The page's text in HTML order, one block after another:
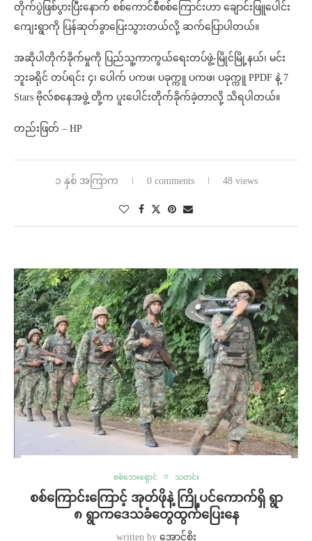
တိုက်ပွဲဖြစ်ပွားပြီးနောက် စစ်ကောင်စီစစ်ကြောင်းဟာ ချောင်းဖြူပေါင်း
ကျေးရွာကို ပြန်ဆုတ်ခွာ‌ပြေးသွားတယ်လို့ ဆက်ပြောပါတယ်။
အဆိုပါတိုက်ခိုက်မှုကို ပြည်သူ့ကာကွယ်ရေးတပ်ဖွဲ့-မြိုင်မြို့နယ်၊ မင်း
ဘူးခရိုင် တပ်ရင်း ၄၊ ပေါက် ပကဖ၊ ပခုက္ကူ ပကဖ၊ ပခုက္ကူ PPDF နဲ့ 7
Stars ဗိုလ်စနေအဖွဲ့ တို့က ပူးပေါင်းတိုက်ခိုက်ခဲ့တာလို့ သိရပါတယ်။
တည်းဖြတ် – HP
၁ နှစ် အကြာက 0 comments 48 views
စစ်ဘေးရှောင် သတင်း
စစ်ကြောင်းကြောင့် အုတ်ဖိုနဲ့ ကြို့ပင်ကောက်ရှိ ရွာ
၈ ရွာကဒေသခံတွေထွက်ပြေးနေ
written by အောင်စိုး